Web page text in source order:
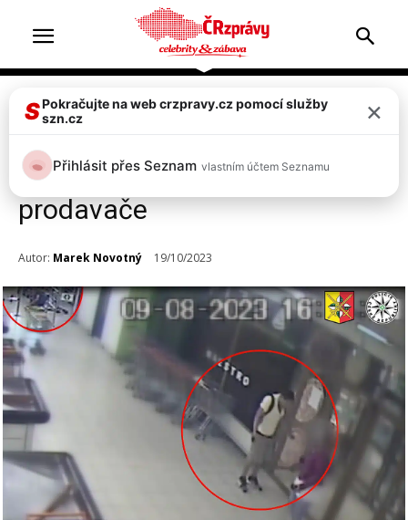
Zprávy
VIDEO: Útočník v Praze
bezdůvodně zbil 66letého
prodavače
Autor: Marek Novotný 19/10/2023
SPokračujte na web crzpravy.cz pomocí služby
szn.cz
×
Přihlásit přes Seznam vlastním účtem Seznamu